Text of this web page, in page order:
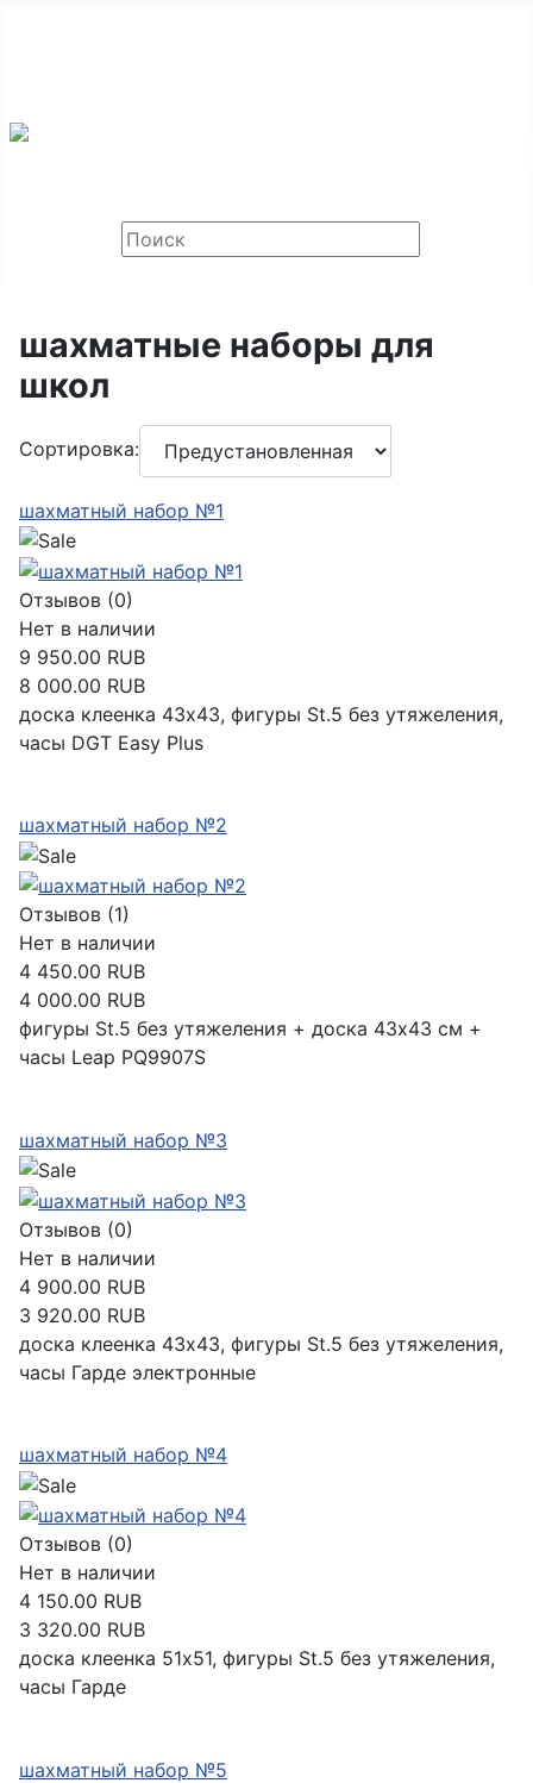
шахматные наборы для
школ
Сортировка:
шахматный набор №1
Отзывов (0)
Нет в наличии
9 950.00 RUB
8 000.00 RUB
доска клеенка 43х43, фигуры St.5 без утяжеления,
часы DGT Easy Plus
шахматный набор №2
Отзывов (1)
Нет в наличии
4 450.00 RUB
4 000.00 RUB
фигуры St.5 без утяжеления + доска 43х43 см +
часы Leap PQ9907S
шахматный набор №3
Отзывов (0)
Нет в наличии
4 900.00 RUB
3 920.00 RUB
доска клеенка 43х43, фигуры St.5 без утяжеления,
часы Гарде электронные
шахматный набор №4
Отзывов (0)
Нет в наличии
4 150.00 RUB
3 320.00 RUB
доска клеенка 51х51, фигуры St.5 без утяжеления,
часы Гарде
шахматный набор №5